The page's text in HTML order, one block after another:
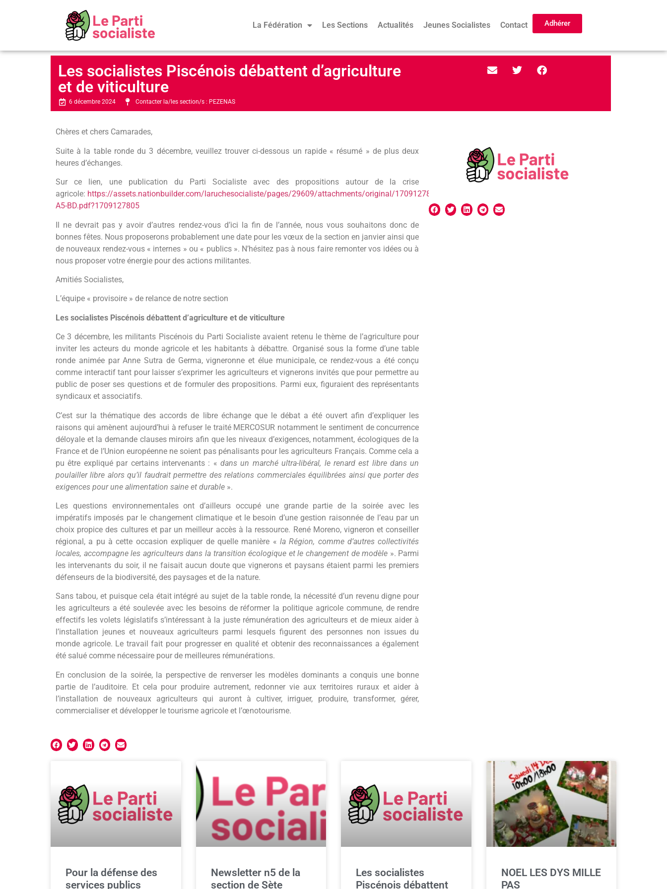
La Fédération Les Sections Actualités Jeunes Socialistes Contact Adhérer
Les socialistes Piscénois débattent d’agriculture
et de viticulture
6 décembre 2024 Contacter la/les section/s : PEZENAS
Chères et chers Camarades,
Suite à la table ronde du 3 décembre, veuillez trouver ci-dessous un rapide « résumé » de plus deux
heures d’échanges.
Sur ce lien, une publication du Parti Socialiste avec des propositions autour de la crise
agricole: https://assets.nationbuilder.com/laruchesocialiste/pages/29609/attachments/original/1709127805/PS_agri-
A5-BD.pdf?1709127805
Il ne devrait pas y avoir d’autres rendez-vous d’ici la fin de l’année, nous vous souhaitons donc de
bonnes fêtes. Nous proposerons probablement une date pour les vœux de la section en janvier ainsi que
de nouveaux rendez-vous « internes » ou « publics ». N’hésitez pas à nous faire remonter vos idées ou à
nous proposer votre énergie pour des actions militantes.
Amitiés Socialistes,
L’équipe « provisoire » de relance de notre section
Les socialistes Piscénois débattent d’agriculture et de viticulture
Ce 3 décembre, les militants Piscénois du Parti Socialiste avaient retenu le thème de l’agriculture pour
inviter les acteurs du monde agricole et les habitants à débattre. Organisé sous la forme d’une table
ronde animée par Anne Sutra de Germa, vigneronne et élue municipale, ce rendez-vous a été conçu
comme interactif tant pour laisser s’exprimer les agriculteurs et vignerons invités que pour permettre au
public de poser ses questions et de formuler des propositions. Parmi eux, figuraient des représentants
syndicaux et associatifs.
C’est sur la thématique des accords de libre échange que le débat a été ouvert afin d’expliquer les
raisons qui amènent aujourd’hui à refuser le traité MERCOSUR notamment le sentiment de concurrence
déloyale et la demande clauses miroirs afin que les niveaux d’exigences, notamment, écologiques de la
France et de l’Union européenne ne soient pas pénalisants pour les agriculteurs Français. Comme cela a
pu être expliqué par certains intervenants : «dans un marché ultra-libéral, le renard est libre dans un
poulailler libre alors qu’il faudrait permettre des relations commerciales équilibrées ainsi que porter des
exigences pour une alimentation saine et durable ».
Les questions environnementales ont d’ailleurs occupé une grande partie de la soirée avec les
impératifs imposés par le changement climatique et le besoin d’une gestion raisonnée de l’eau par un
choix propice des cultures et par un meilleur accès à la ressource. René Moreno, vigneron et conseiller
régional, a pu à cette occasion expliquer de quelle manière « la Région, comme d’autres collectivités
locales, accompagne les agriculteurs dans la transition écologique et le changement de modèle ». Parmi
les intervenants du soir, il ne faisait aucun doute que vignerons et paysans étaient parmi les premiers
défenseurs de la biodiversité, des paysages et de la nature.
Sans tabou, et puisque cela était intégré au sujet de la table ronde, la nécessité d’un revenu digne pour
les agriculteurs a été soulevée avec les besoins de réformer la politique agricole commune, de rendre
effectifs les volets législatifs s’intéressant à la juste rémunération des agriculteurs et de mieux aider à
l’installation jeunes et nouveaux agriculteurs parmi lesquels figurent des personnes non issues du
monde agricole. Le travail fait pour progresser en qualité et obtenir des reconnaissances a également
été salué comme nécessaire pour de meilleures rémunérations.
En conclusion de la soirée, la perspective de renverser les modèles dominants a conquis une bonne
partie de l’auditoire. Et cela pour produire autrement, redonner vie aux territoires ruraux et aider à
l’installation de nouveaux agriculteurs qui auront à cultiver, irriguer, produire, transformer, gérer,
commercialiser et développer le tourisme agricole et l’œnotourisme.
Pour la défense des
services publics
Newsletter n5 de la
section de Sète
Les socialistes
Piscénois débattent
NOEL LES DYS MILLE
PAS